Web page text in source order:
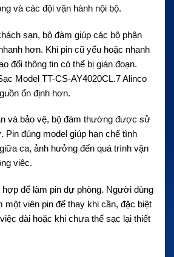
và các đội vận hành nội bộ.
sạn, bộ đàm giúp các bộ phận
hơn. Khi pin cũ yếu hoặc nhanh
đổi thông tin có thể bị gián đoạn.
Model TT-CS-AY4020CL.7 Alinco
ổn định hơn.
và bảo vệ, bộ đàm thường được sử
Pin đúng model giúp hạn chế tình
ca, ảnh hưởng đến quá trình vận
việc.
hợp để làm pin dự phòng. Người dùng
một viên pin để thay khi cần, đặc biệt
dài hoặc khi chưa thể sạc lại thiết